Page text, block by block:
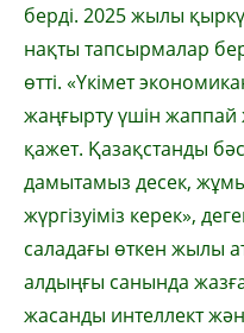
берді. 2025 жылы
нақты тапсырмалар
өтті. «Үкімет
жаңғырту үшін жаппай
қажет. Қазақстанды
дамытамыз десек,
жүргізуіміз керек»,
саладағы өткен жылы
алдыңғы санында
жасанды интеллект